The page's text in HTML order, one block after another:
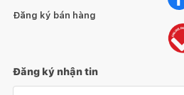
Đăng ký bán hàng
Đăng ký nhận tin